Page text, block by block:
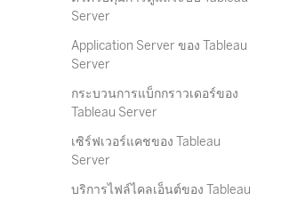
Server
Application Server ของ Tableau
Server
กระบวนการแบ็กกราวเดอร์ของ
Tableau Server
เซิร์ฟเวอร์แคชของ Tableau
Server
บริการไฟล์ไคลเอ็นต์ของ Tableau